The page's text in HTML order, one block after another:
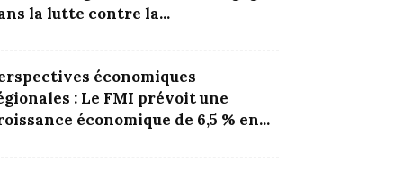
la lutte contre la...
économiques
: Le FMI prévoit une
économique de 6,5 % en...